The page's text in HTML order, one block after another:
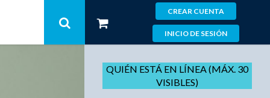
CREAR CUENTA
INICIO DE SESIÓN
QUIÉN ESTÁ EN LÍNEA (MÁX. 30
VISIBLES)